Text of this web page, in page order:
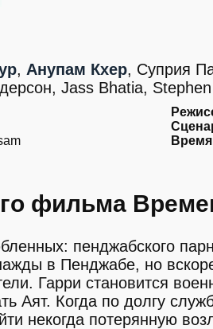
, Анупам Кхер, Суприя
Jass Bhatia, Stephen
фильма
пенджабского
в Пенджабе, но
Гарри становится
Аят. Когда по долгу
некогда потерянную